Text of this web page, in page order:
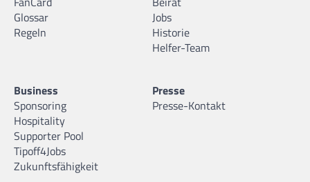
Glossar
Regeln
Jobs
Historie
Helfer-Team
Business
Sponsoring
Hospitality
Supporter Pool
Tipoff4Jobs
Zukunftsfähigkeit
Presse
Presse-Kontakt